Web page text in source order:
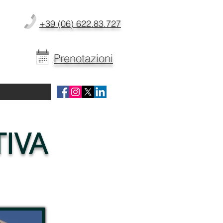
+39 (06) 622.83.727
Prenotazioni